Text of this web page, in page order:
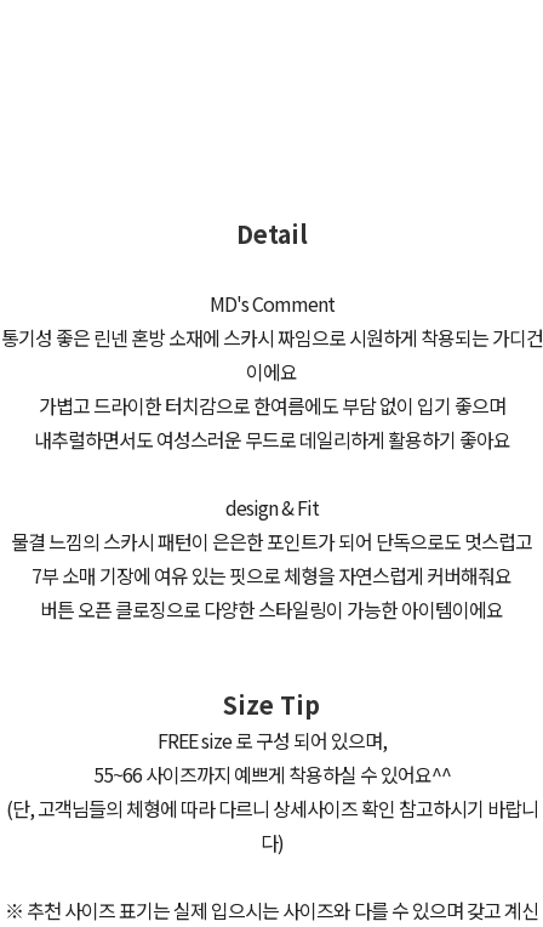
Detail
MD's Comment
통기성 좋은 린넨 혼방 소재에 스카시 짜임으로 시원하게 착용되는 가디건
이에요
가볍고 드라이한 터치감으로 한여름에도 부담 없이 입기 좋으며
내추럴하면서도 여성스러운 무드로 데일리하게 활용하기 좋아요
design & Fit
물결 느낌의 스카시 패턴이 은은한 포인트가 되어 단독으로도 멋스럽고
7부 소매 기장에 여유 있는 핏으로 체형을 자연스럽게 커버해줘요
버튼 오픈 클로징으로 다양한 스타일링이 가능한 아이템이에요
Size Tip
FREE size 로 구성 되어 있으며,
55~66 사이즈까지 예쁘게 착용하실 수 있어요^^
(단, 고객님들의 체형에 따라 다르니 상세사이즈 확인 참고하시기 바랍니
다)
※ 추천 사이즈 표기는 실제 입으시는 사이즈와 다를 수 있으며 갖고 계신